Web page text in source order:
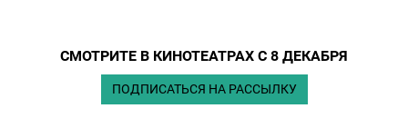
СМОТРИТЕ В КИНОТЕАТРАХ С 8 ДЕКАБРЯ
ПОДПИСАТЬСЯ НА РАССЫЛКУ